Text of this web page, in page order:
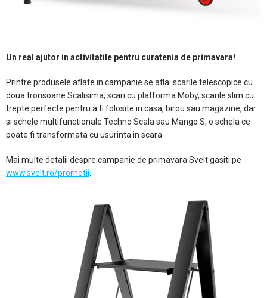
Un real ajutor in activitatile pentru curatenia de primavara!
Printre produsele aflate in campanie se afla: scarile telescopice cu
doua tronsoane Scalisima, scari cu platforma Moby, scarile slim cu
trepte perfecte pentru a fi folosite in casa, birou sau magazine, dar
si schele multifunctionale Techno Scala sau Mango S, o schela ce
poate fi transformata cu usurinta in scara.
Mai multe detalii despre campanie de primavara Svelt gasiti pe
www.svelt.ro/promotii